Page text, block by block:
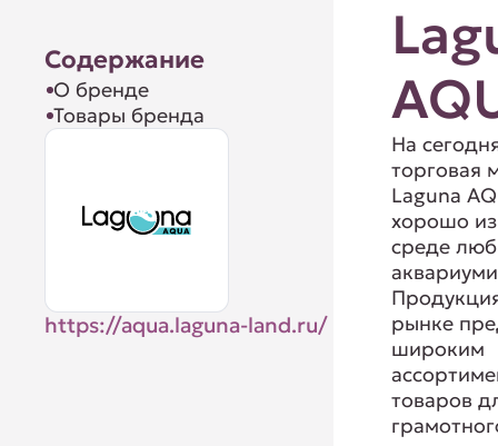
Содержание
О бренде
Товары бренда
https://aqua.laguna-land.ru/
На
торговая
Laguna
хорошо
среде
рынке
широким
товаров